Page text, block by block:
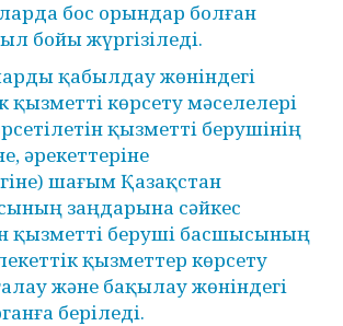
бос орындар болған
бойы жүргізіледі.
қабылдау жөніндегі
қызметті көрсету мәселелері
қызметті берушінің
әрекеттеріне
шағым Қазақстан
заңдарына сәйкес
қызметті беруші басшысының
қызметтер көрсету
және бақылау жөніндегі
беріледі.